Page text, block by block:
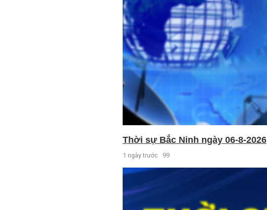
Thời sự Bắc Ninh ngày 06-8-2026
1 ngày trước 99